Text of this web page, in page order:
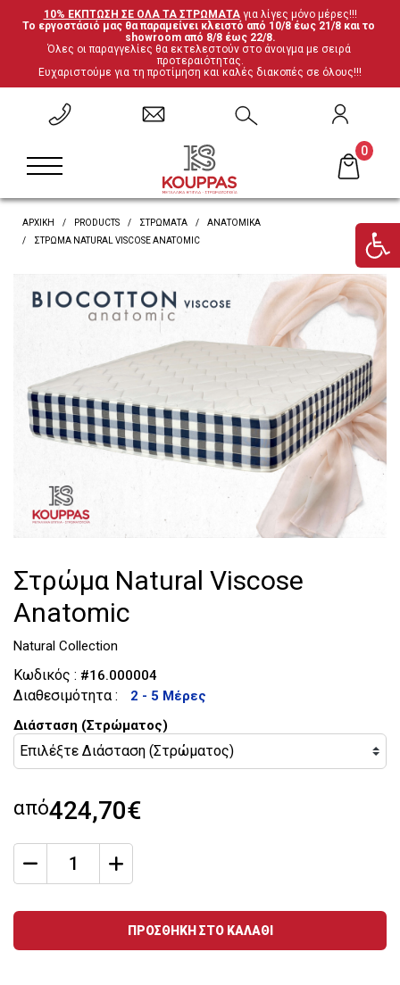
10% ΕΚΠΤΩΣΗ ΣΕ ΟΛΑ ΤΑ ΣΤΡΩΜΑΤΑ για λίγες μόνο μέρες!!!
Το εργοστάσιό μας θα παραμείνει κλειστό από 10/8 έως 21/8 και το
showroom από 8/8 έως 22/8.
Όλες οι παραγγελίες θα εκτελεστούν στο άνοιγμα με σειρά
προτεραιότητας.
Ευχαριστούμε για τη προτίμηση και καλές διακοπές σε όλους!!!
0
ΕΠΙΣΤΡΟΦΗ
Σετ Υπνοδωματίου
Κρεβάτια Ξύλο-Μέταλλο
Ντυμένα Κρεβάτια
Κρεβάτια με αποθηκευτικό χώρο
Ντουλάπες
Τουαλέτες
Κομοδίνα
ΕΠΙΣΤΡΟΦΗ
Ανατομικά
Βρες το στρώμα σου
ΕΠΙΣΤΡΟΦΗ
Καρέκλες
Γραφεία
'Επιπλα τηλεόρασης
ΕΠΙΣΤΡΟΦΗ
Έπιπλα ξενοδοχείου
ΑΡΧΙΚΗ PRODUCTS ΣΤΡΏΜΑΤΑ
ΑΝΑΤΟΜΙΚΆ
ΣΤΡΏΜΑ NATURAL VISCOSE ANATOMIC
Στρώμα Natural Viscose
Anatomic
Natural Collection
Κωδικός : #16.000004
Διαθεσιμότητα :
2 - 5 Μέρες
Διάσταση (Στρώματος)
από424,70€
qty
ΠΡΟΣΘΗΚΗ ΣΤΟ ΚΑΛΑΘΙ